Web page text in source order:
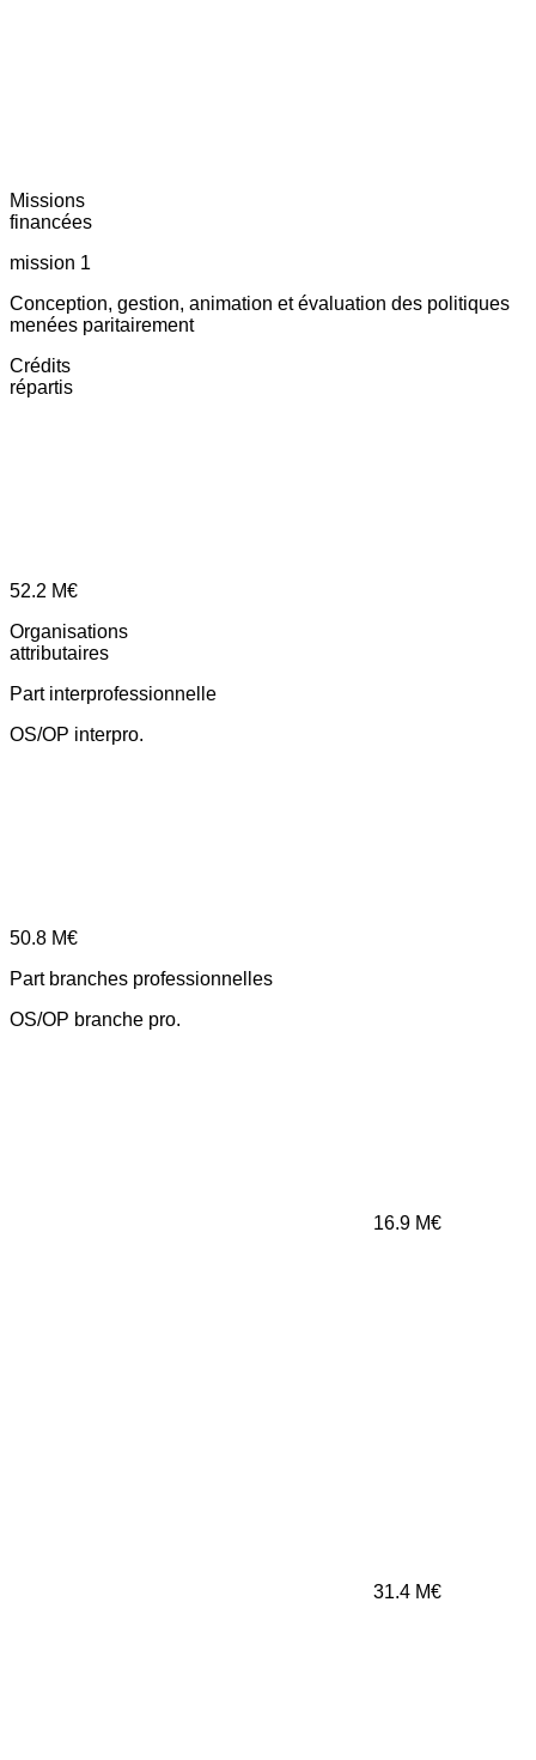
Missions
financées
mission 1
Conception, gestion, animation et évaluation des politiques
menées paritairement
Crédits
répartis
52.2 M€
Organisations
attributaires
Part interprofessionnelle
OS/OP interpro.
50.8 M€
Part branches professionnelles
OS/OP branche pro.
16.9 M€
31.4 M€